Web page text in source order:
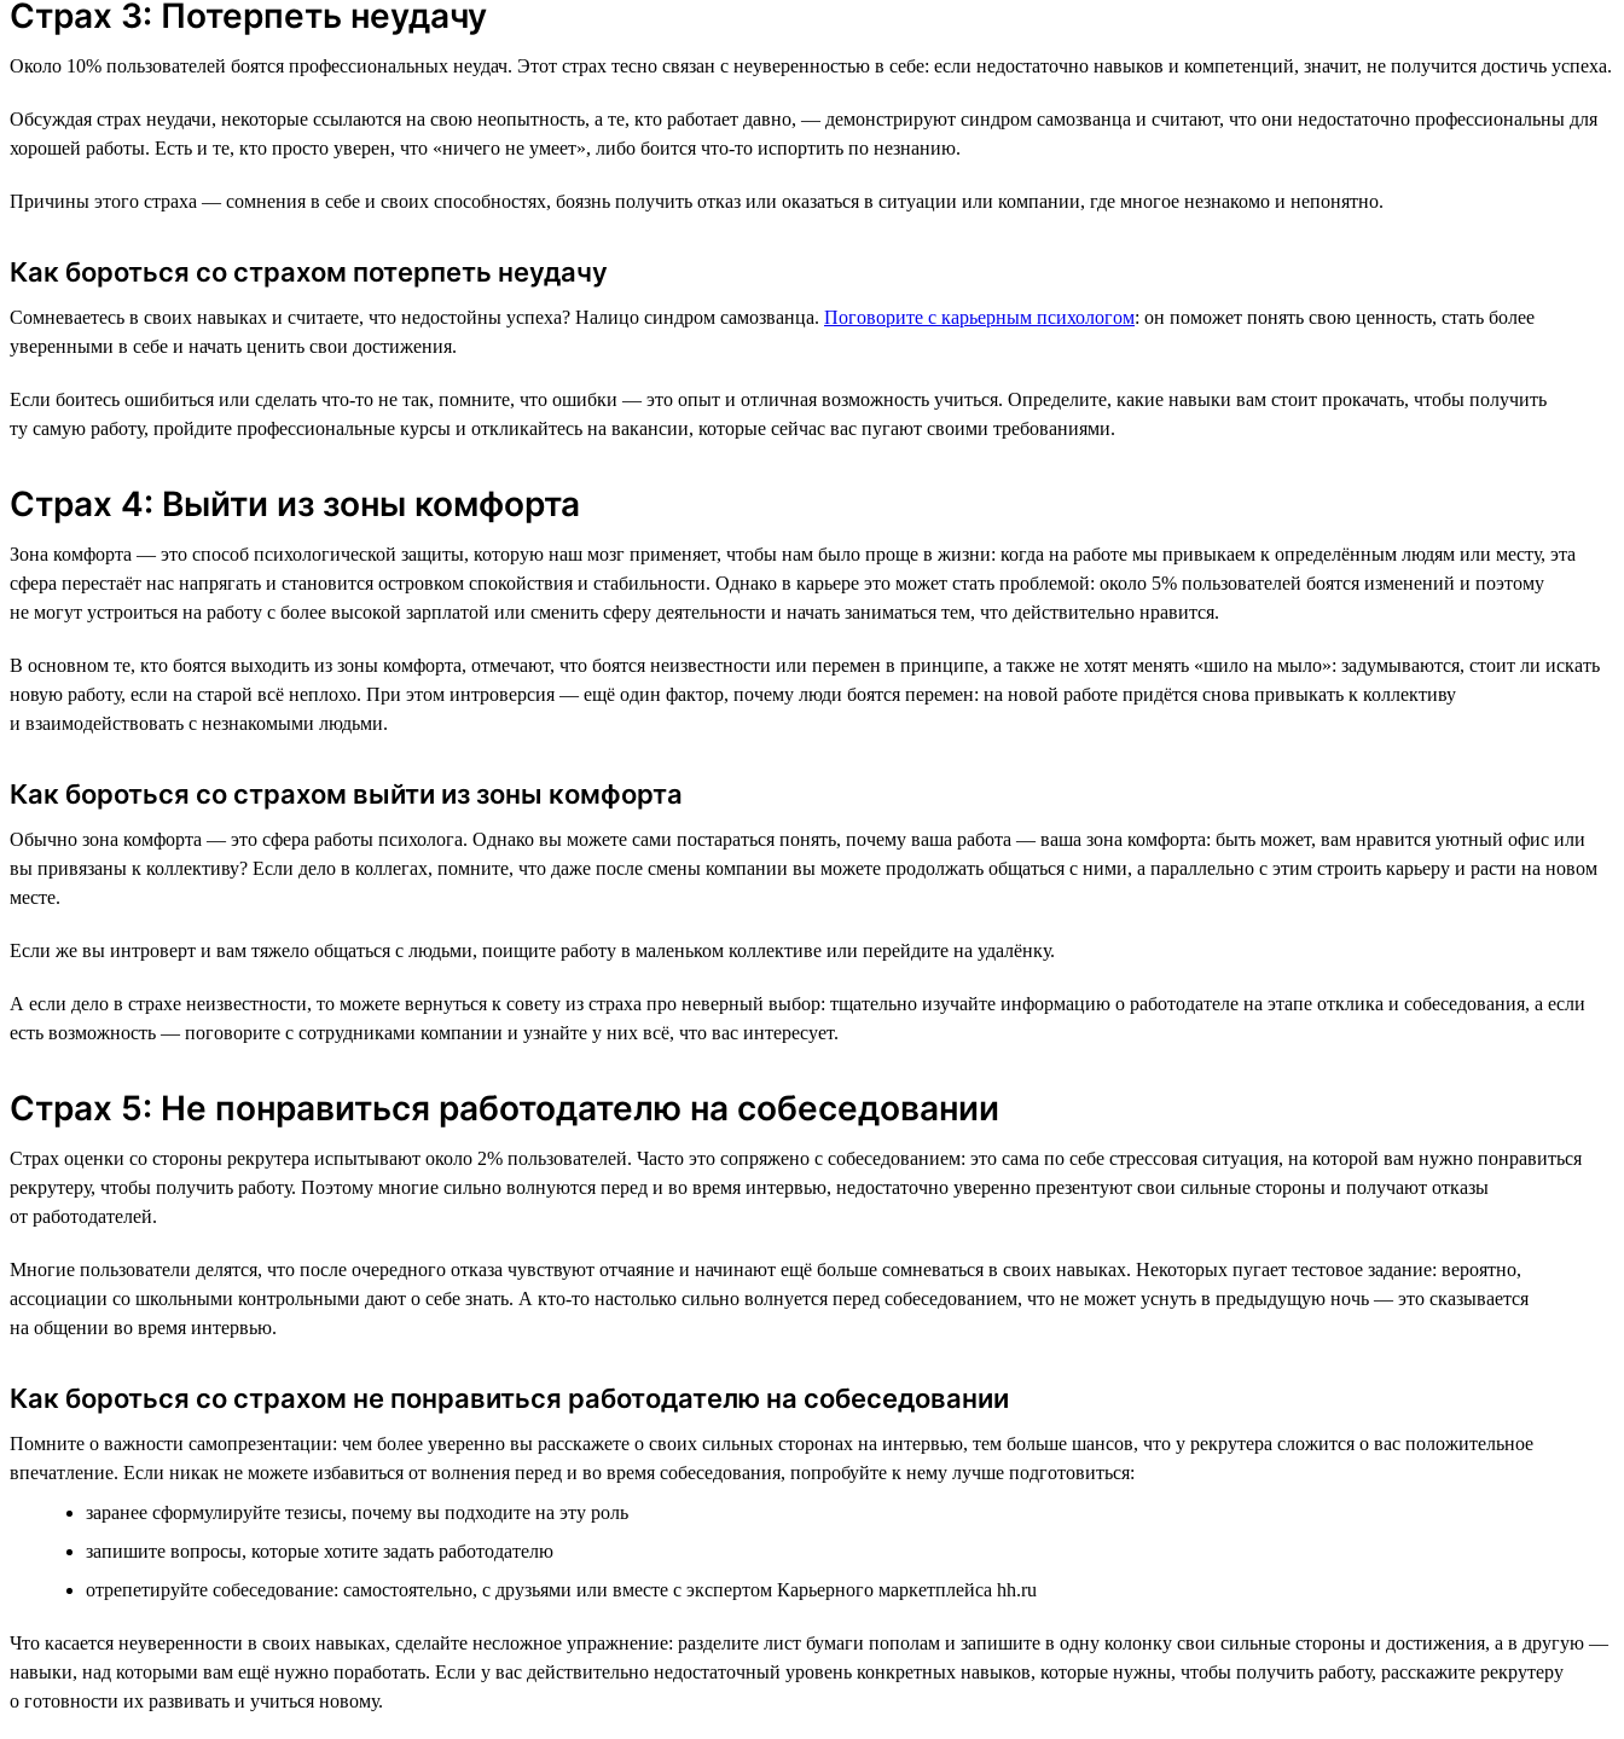
Страх 3: Потерпеть неудачу
Около 10% пользователей боятся профессиональных неудач. Этот страх тесно связан с неуверенностью в себе: если недостаточно навыков и компетенций, значит, не получится достичь успеха.
Обсуждая страх неудачи, некоторые ссылаются на свою неопытность, а те, кто работает давно, — демонстрируют синдром самозванца и считают, что они недостаточно профессиональны для
хорошей работы. Есть и те, кто просто уверен, что «ничего не умеет», либо боится что-то испортить по незнанию.
Причины этого страха — сомнения в себе и своих способностях, боязнь получить отказ или оказаться в ситуации или компании, где многое незнакомо и непонятно.
Как бороться со страхом потерпеть неудачу
Сомневаетесь в своих навыках и считаете, что недостойны успеха? Налицо синдром самозванца. Поговорите с карьерным психологом: он поможет понять свою ценность, стать более
уверенными в себе и начать ценить свои достижения.
Если боитесь ошибиться или сделать что-то не так, помните, что ошибки — это опыт и отличная возможность учиться. Определите, какие навыки вам стоит прокачать, чтобы получить
ту самую работу, пройдите профессиональные курсы и откликайтесь на вакансии, которые сейчас вас пугают своими требованиями.
Страх 4: Выйти из зоны комфорта
Зона комфорта — это способ психологической защиты, которую наш мозг применяет, чтобы нам было проще в жизни: когда на работе мы привыкаем к определённым людям или месту, эта
сфера перестаёт нас напрягать и становится островком спокойствия и стабильности. Однако в карьере это может стать проблемой: около 5% пользователей боятся изменений и поэтому
не могут устроиться на работу с более высокой зарплатой или сменить сферу деятельности и начать заниматься тем, что действительно нравится.
В основном те, кто боятся выходить из зоны комфорта, отмечают, что боятся неизвестности или перемен в принципе, а также не хотят менять «шило на мыло»: задумываются, стоит ли искать
новую работу, если на старой всё неплохо. При этом интроверсия — ещё один фактор, почему люди боятся перемен: на новой работе придётся снова привыкать к коллективу
и взаимодействовать с незнакомыми людьми.
Как бороться со страхом выйти из зоны комфорта
Обычно зона комфорта — это сфера работы психолога. Однако вы можете сами постараться понять, почему ваша работа — ваша зона комфорта: быть может, вам нравится уютный офис или
вы привязаны к коллективу? Если дело в коллегах, помните, что даже после смены компании вы можете продолжать общаться с ними, а параллельно с этим строить карьеру и расти на новом
месте.
Если же вы интроверт и вам тяжело общаться с людьми, поищите работу в маленьком коллективе или перейдите на удалёнку.
А если дело в страхе неизвестности, то можете вернуться к совету из страха про неверный выбор: тщательно изучайте информацию о работодателе на этапе отклика и собеседования, а если
есть возможность — поговорите с сотрудниками компании и узнайте у них всё, что вас интересует.
Страх 5: Не понравиться работодателю на собеседовании
Страх оценки со стороны рекрутера испытывают около 2% пользователей. Часто это сопряжено с собеседованием: это сама по себе стрессовая ситуация, на которой вам нужно понравиться
рекрутеру, чтобы получить работу. Поэтому многие сильно волнуются перед и во время интервью, недостаточно уверенно презентуют свои сильные стороны и получают отказы
от работодателей.
Многие пользователи делятся, что после очередного отказа чувствуют отчаяние и начинают ещё больше сомневаться в своих навыках. Некоторых пугает тестовое задание: вероятно,
ассоциации со школьными контрольными дают о себе знать. А кто-то настолько сильно волнуется перед собеседованием, что не может уснуть в предыдущую ночь — это сказывается
на общении во время интервью.
Как бороться со страхом не понравиться работодателю на собеседовании
Помните о важности самопрезентации: чем более уверенно вы расскажете о своих сильных сторонах на интервью, тем больше шансов, что у рекрутера сложится о вас положительное
впечатление. Если никак не можете избавиться от волнения перед и во время собеседования, попробуйте к нему лучше подготовиться:
заранее сформулируйте тезисы, почему вы подходите на эту роль
запишите вопросы, которые хотите задать работодателю
отрепетируйте собеседование: самостоятельно, с друзьями или вместе с экспертом Карьерного маркетплейса hh.ru
Что касается неуверенности в своих навыках, сделайте несложное упражнение: разделите лист бумаги пополам и запишите в одну колонку свои сильные стороны и достижения, а в другую —
навыки, над которыми вам ещё нужно поработать. Если у вас действительно недостаточный уровень конкретных навыков, которые нужны, чтобы получить работу, расскажите рекрутеру
о готовности их развивать и учиться новому.